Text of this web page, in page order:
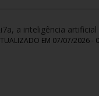
a inteligência artificial
EM 07/07/2026 -